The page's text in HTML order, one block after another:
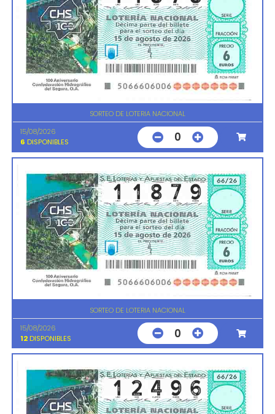
SORTEO DE LOTERIA NACIONAL
15/08/2026
6 DISPONIBLES 0
SORTEO DE LOTERIA NACIONAL
15/08/2026
12 DISPONIBLES 0